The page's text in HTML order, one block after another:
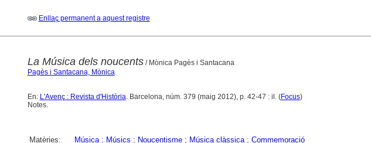
Enllaç permanent a aquest registre
La Música dels noucents/ Mònica Pagès i Santacana
Pagès i Santacana, Mònica
En: L'Avenç : Revista d'Història. Barcelona, núm. 379 (maig 2012), p. 42-47 : il. (Focus)
Notes.
Matèries: Música; Músics ; Noucentisme; Música clàssica; Commemoració